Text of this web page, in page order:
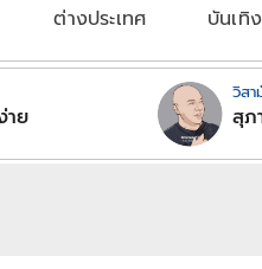
ต่างประเทศ บันเทิง
าย
วิส
สุภ